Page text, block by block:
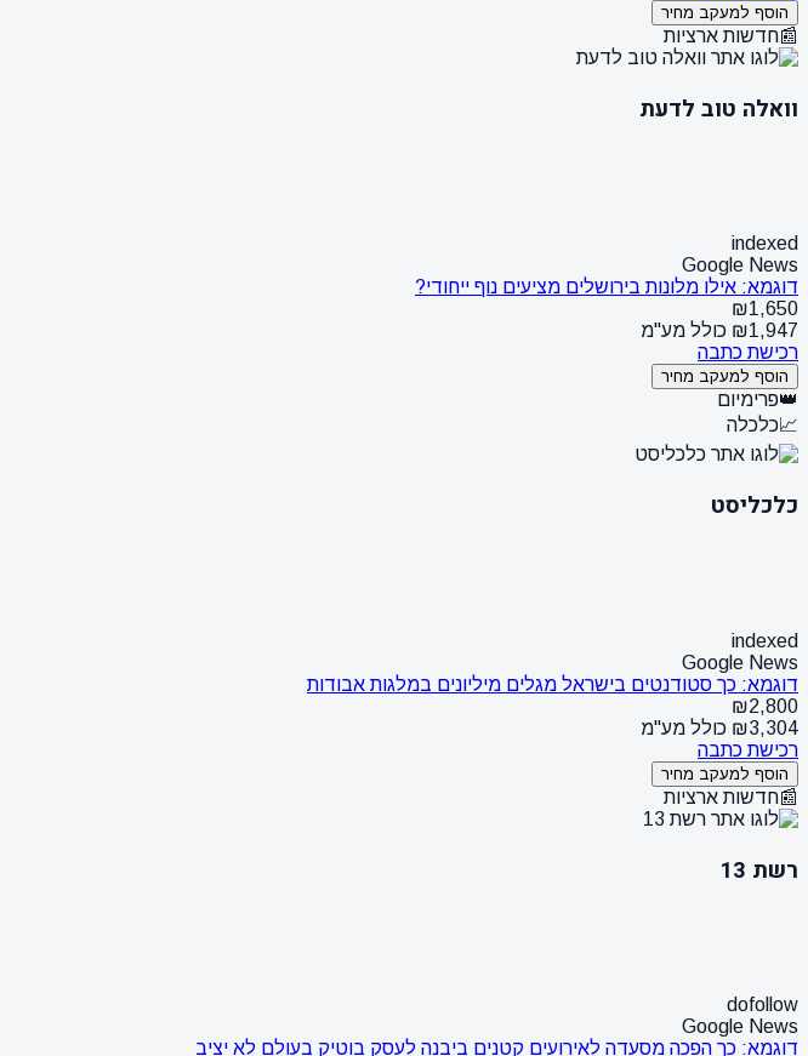
הוסף למעקב מחיר
📰חדשות ארציות
וואלה טוב לדעת
indexed
Google News
דוגמא: אילו מלונות בירושלים מציעים נוף ייחודי?
₪1,650
₪1,947 כולל מע"מ
רכישת כתבה
הוסף למעקב מחיר
👑פרימיום
📈כלכלה
כלכליסט
indexed
Google News
דוגמא: כך סטודנטים בישראל מגלים מיליונים במלגות אבודות
₪2,800
₪3,304 כולל מע"מ
רכישת כתבה
הוסף למעקב מחיר
📰חדשות ארציות
רשת 13
dofollow
Google News
דוגמא: כך הפכה מסעדה לאירועים קטנים ביבנה לעסק בוטיק בעולם לא יציב